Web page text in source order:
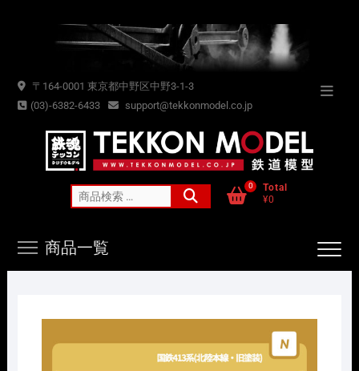
〒164-0001 東京都中野区中野3-1-3
(03)-6382-6433
support@tekkonmodel.co.jp
索
0
Total
¥0
商品一覧